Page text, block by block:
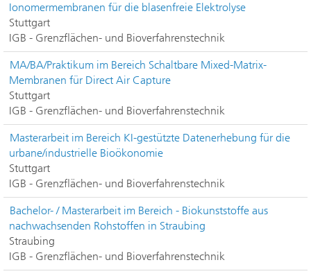
Ionomermembranen für die blasenfreie Elektrolyse
Stuttgart
IGB - Grenzflächen- und Bioverfahrenstechnik
MA/BA/Praktikum im Bereich Schaltbare Mixed-Matrix-
Membranen für Direct Air Capture
Stuttgart
IGB - Grenzflächen- und Bioverfahrenstechnik
Masterarbeit im Bereich KI-gestützte Datenerhebung für die
urbane/industrielle Bioökonomie
Stuttgart
IGB - Grenzflächen- und Bioverfahrenstechnik
Bachelor- / Masterarbeit im Bereich - Biokunststoffe aus
nachwachsenden Rohstoffen in Straubing
Straubing
IGB - Grenzflächen- und Bioverfahrenstechnik